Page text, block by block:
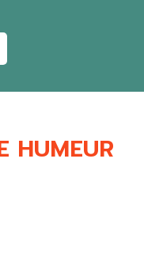
HUMEUR